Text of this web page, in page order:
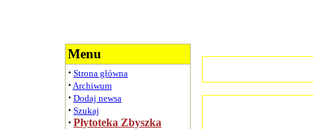
Menu
· Strona główna
· Archiwum
· Dodaj newsa
· Szukaj
· Płytoteka Zbyszka